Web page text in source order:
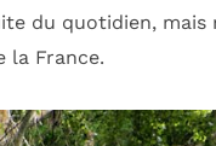
du quotidien,
la France.